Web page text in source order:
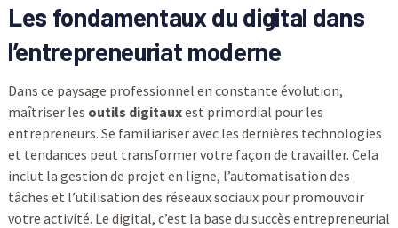
Les fondamentaux du digital dans
l’entrepreneuriat moderne
Dans ce paysage professionnel en constante évolution,
maîtriser les outils digitauxest primordial pour les
entrepreneurs. Se familiariser avec les dernières technologies
et tendances peut transformer votre façon de travailler. Cela
inclut la gestion de projet en ligne, l’automatisation des
tâches et l’utilisation des réseaux sociaux pour promouvoir
votre activité. Le digital, c’est la base du succès entrepreneurial